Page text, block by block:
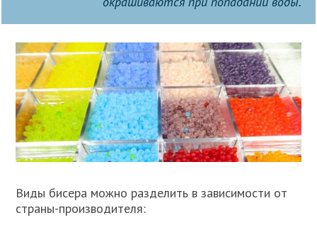
Виды бисера можно разделить в зависимости от
страны-производителя: